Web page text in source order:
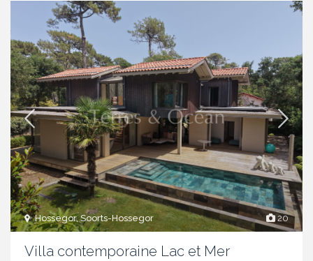
20
Hossegor, Soorts-Hossegor
Villa contemporaine Lac et Mer